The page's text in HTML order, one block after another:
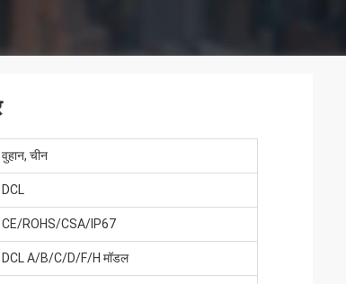
वुहान, चीन
DCL
CE/ROHS/CSA/IP67
DCL A/B/C/D/F/H मॉडल